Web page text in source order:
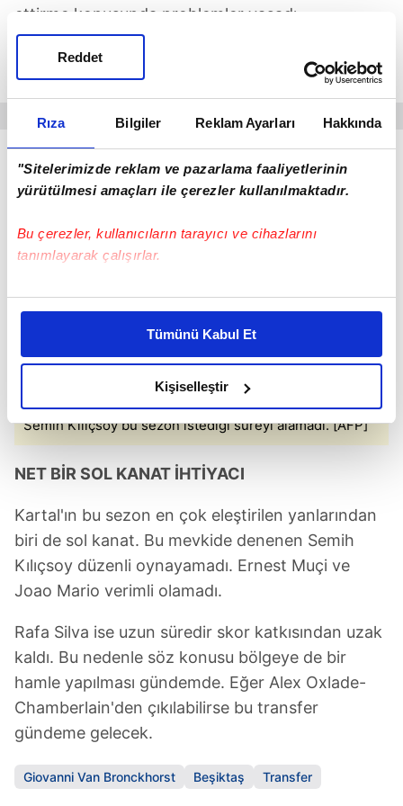
Rıza Bilgiler Reklam Ayarları Hakkında
"Sitelerimizde reklam ve pazarlama faaliyetlerinin
yürütülmesi amaçları ile çerezler kullanılmaktadır.
Bu çerezler, kullanıcıların tarayıcı ve cihazlarını
tanımlayarak çalışırlar.
Bu çerezlere izin vermeniz halinde sizlere özel
daha iyi reklam deneyimi yaşatabiliriz. Bunu yaparken
amacımızın size daha iyi bir reklam deneyimi sunmak
olduğunu ve sizlere en iyi içerikleri sunabilmek adına
elimizden gelen çabayı gösterdiğimizi ve bu noktada,
reklamların maliyetlerimizi karşılamak noktasında tek gelir
kalemimiz olduğunu sizlere hatırlatmak isteriz.
takdirde, kullanıcılara hedefli reklamlar
gösterilmeyecektir."
Sizlere daha iyi bir hizmet sunabilmek için İnternet
Sitemizde kendimize ve üçüncü kişilere ait çerezler
kullanılmaktadır. Bu çerezler vasıtasıyla çeşitli kişisel
verileriniz işlenmekte olup gerekli olan çerezler bilgi
toplumu hizmetlerinin sunulması amacıyla
kullanılmaktadır. Diğer çerezler, sitemizin daha işlevsel
kılınması ve kişiselleştirilmesi ve sizlere yönelik
reklam/pazarlama faaliyetlerinin yapılması, amaçlarıyla
Tümünü Kabul Et
Kişiselleştir
Reddet
ettirme konusunda problemler yaşadı.
Fesih bedelinin de çok yüksek olmaması
nedeniyle hakkında bir karar alınabilir.
Semih Kılıçsoy bu sezon istediği süreyi alamadı. [AFP]
NET BİR SOL KANAT İHTİYACI
Kartal'ın bu sezon en çok eleştirilen yanlarından
biri de sol kanat. Bu mevkide denenen Semih
Kılıçsoy düzenli oynayamadı. Ernest Muçi ve
Joao Mario verimli olamadı.
Rafa Silva ise uzun süredir skor katkısından uzak
kaldı. Bu nedenle söz konusu bölgeye de bir
hamle yapılması gündemde. Eğer Alex Oxlade-
Chamberlain'den çıkılabilirse bu transfer
gündeme gelecek.
Giovanni Van Bronckhorst Beşiktaş Transfer